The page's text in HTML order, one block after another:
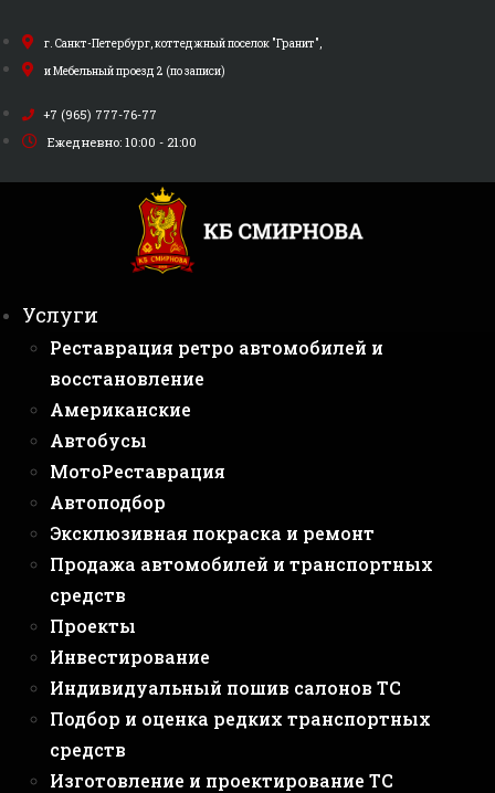
к
содержимому
г. Санкт-Петербург, коттеджный поселок "Гранит",
и Мебельный проезд 2 (по записи)
+7 (965) 777-76-77
Ежедневно: 10:00 - 21:00
Услуги
Реставрация ретро автомобилей и
восстановление
Американские
Автобусы
МотоРеставрация
Автоподбор
Эксклюзивная покраска и ремонт
Продажа автомобилей и транспортных
средств
Проекты
Инвестирование
Индивидуальный пошив салонов ТС
Подбор и оценка редких транспортных
средств
Изготовление и проектирование ТС